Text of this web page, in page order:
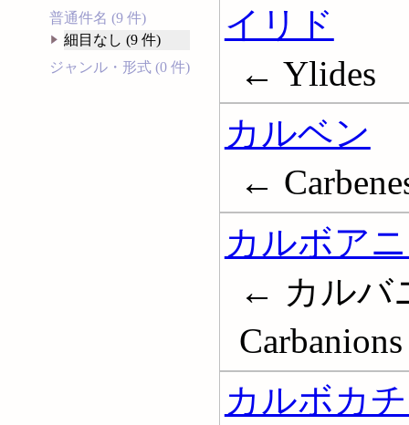
普通件名 (9 件)
細目なし (9 件)
ジャンル・形式 (0 件)
イリド
← Ylides
カルベン
←
カルボア
← カルバ
Carbanions
カルボカ